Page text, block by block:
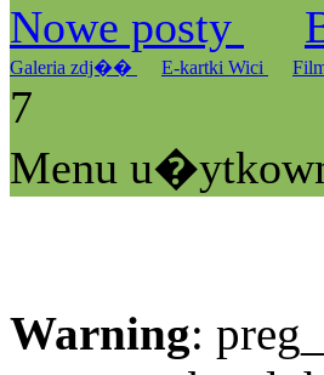
Nowe posty
Galeria zdj�� E-kartki Wici
7
Menu
Warning: